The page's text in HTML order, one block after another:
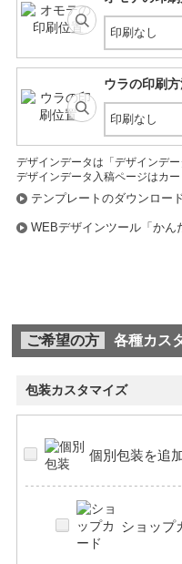
印刷なし
ウラの印刷
印刷なし
デザインデータは「デザインデ
デザインデータ入稿ページはカ
テンプレートのダウンロー
WEBデザインツール「かん
ご希望の方 各種カス
包装カスタマイズ
個別包装を追
ショップ